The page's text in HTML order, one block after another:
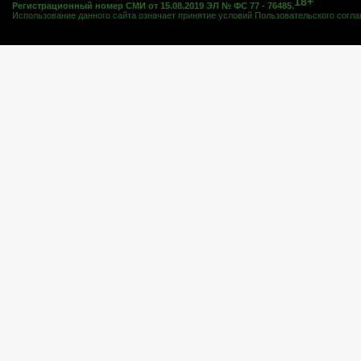
Регистрационный номер СМИ от 15.08.2019 ЭЛ № ФС 77 - 76485.
Использование данного сайта означает принятие условий Пользовательского